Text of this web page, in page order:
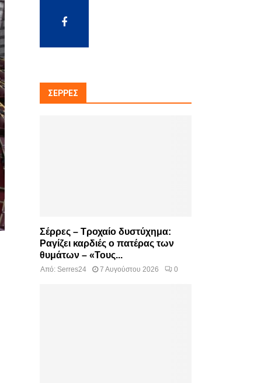
ΣΈΡΡΕΣ
Σέρρες – Τροχαίο δυστύχημα:
Ραγίζει καρδιές ο πατέρας των
θυμάτων – «Τους...
Από: Serres24 7 Αυγούστου 2026 0